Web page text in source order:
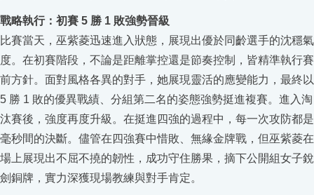
戰略執行：初賽 5 勝 1 敗強勢晉級
比賽當天，巫紫菱迅速進入狀態，展現出優於同齡選手的沈穩氣
度。在初賽階段，不論是距離掌控還是節奏控制，皆精準執行賽
前方針。面對風格各異的對手，她展現靈活的應變能力，最終以
5 勝 1 敗的優異戰績、分組第二名的姿態強勢挺進複賽。 進入淘
汰賽後，強度再度升級。在挺進四強的過程中，每一次攻防都是
毫秒間的決斷。儘管在四強賽中惜敗、無緣金牌戰，但巫紫菱在
場上展現出不屈不撓的韌性，成功守住勝果，摘下公開組女子銳
劍銅牌，實力深獲現場教練與對手肯定。